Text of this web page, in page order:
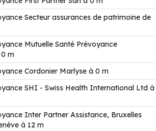
Secteur assurances de patrimoine de
Mutuelle Santé Prévoyance
m
Cordonier Marlyse à 0 m
SHI - Swiss Health International Ltd à
Inter Partner Assistance, Bruxelles
à 12 m